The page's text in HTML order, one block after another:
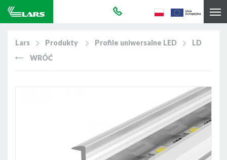
Lars Produkty Profile uniwersalne LED
LD
WRÓĆ